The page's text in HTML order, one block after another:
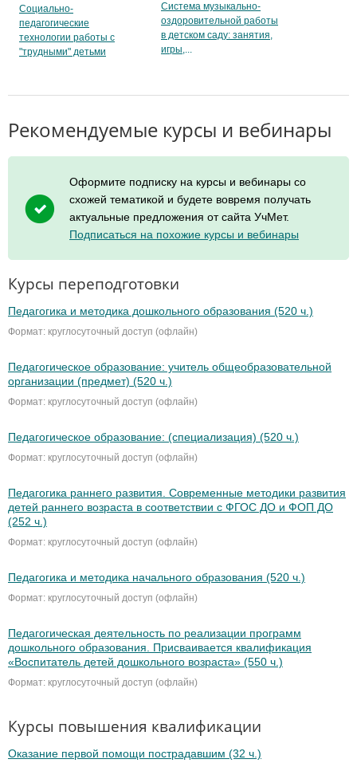
Социально-
педагогические
технологии работы с
"трудными" детьми
Система музыкально-
оздоровительной работы
в детском саду: занятия,
игры,
Рекомендуемые курсы и вебинары
Оформите подписку на курсы и вебинары со
схожей тематикой и будете вовремя получать
актуальные предложения от сайта УчМет.
Подписаться на похожие курсы и вебинары
Курсы переподготовки
Педагогика и методика дошкольного образования (520 ч.)
Формат: круглосуточный доступ (офлайн)
Педагогическое образование: учитель общеобразовательной
организации (предмет) (520 ч.)
Формат: круглосуточный доступ (офлайн)
Педагогическое образование: (специализация) (520 ч.)
Формат: круглосуточный доступ (офлайн)
Педагогика раннего развития. Современные методики развития
детей раннего возраста в соответствии с ФГОС ДО и ФОП ДО
(252 ч.)
Формат: круглосуточный доступ (офлайн)
Педагогика и методика начального образования (520 ч.)
Формат: круглосуточный доступ (офлайн)
Педагогическая деятельность по реализации программ
дошкольного образования. Присваивается квалификация
«Воспитатель детей дошкольного возраста» (550 ч.)
Формат: круглосуточный доступ (офлайн)
Курсы повышения квалификации
Оказание первой помощи пострадавшим (32 ч.)